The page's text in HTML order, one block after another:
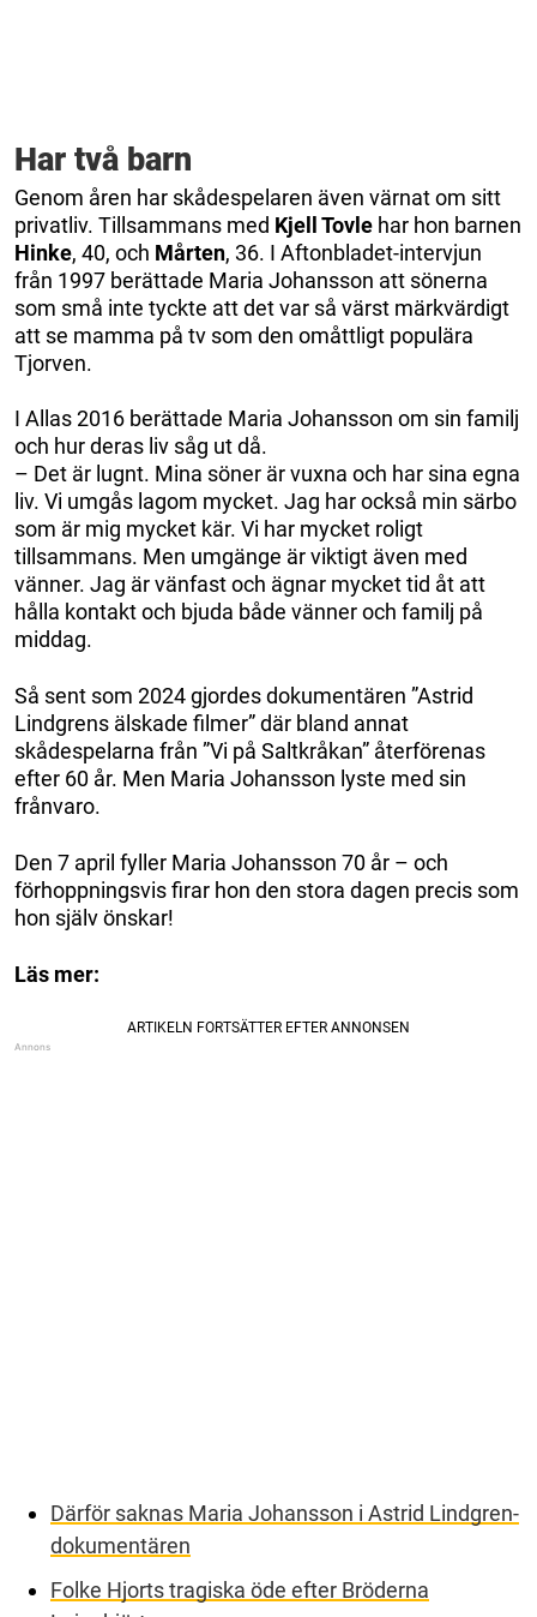
Har två barn
Genom åren har skådespelaren även värnat om sitt
privatliv. Tillsammans med Kjell Tovle har hon barnen
Hinke, 40, och Mårten, 36. I Aftonbladet-intervjun
från 1997 berättade Maria Johansson att sönerna
som små inte tyckte att det var så värst märkvärdigt
att se mamma på tv som den omåttligt populära
Tjorven.
I Allas 2016 berättade Maria Johansson om sin familj
och hur deras liv såg ut då.
– Det är lugnt. Mina söner är vuxna och har sina egna
liv. Vi umgås lagom mycket. Jag har också min särbo
som är mig mycket kär. Vi har mycket roligt
tillsammans. Men umgänge är viktigt även med
vänner. Jag är vänfast och ägnar mycket tid åt att
hålla kontakt och bjuda både vänner och familj på
middag.
Så sent som 2024 gjordes dokumentären ”Astrid
Lindgrens älskade filmer” där bland annat
skådespelarna från ”Vi på Saltkråkan” återförenas
efter 60 år. Men Maria Johansson lyste med sin
frånvaro.
Den 7 april fyller Maria Johansson 70 år – och
förhoppningsvis firar hon den stora dagen precis som
hon själv önskar!
Läs mer:
Därför saknas Maria Johansson i Astrid Lindgren-
dokumentären
Folke Hjorts tragiska öde efter Bröderna